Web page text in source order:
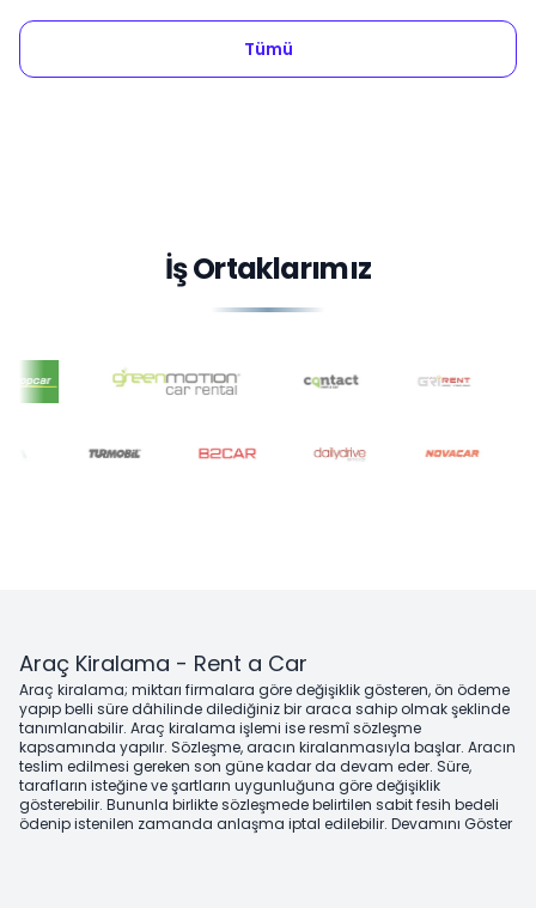
Tümü
İş Ortaklarımız
Araç Kiralama - Rent a Car
Araç kiralama; miktarı firmalara göre değişiklik gösteren, ön ödeme
yapıp belli süre dâhilinde dilediğiniz bir araca sahip olmak şeklinde
tanımlanabilir. Araç kiralama işlemi ise resmî sözleşme
kapsamında yapılır. Sözleşme, aracın kiralanmasıyla başlar. Aracın
teslim edilmesi gereken son güne kadar da devam eder. Süre,
tarafların isteğine ve şartların uygunluğuna göre değişiklik
gösterebilir. Bununla birlikte sözleşmede belirtilen sabit fesih bedeli
ödenip istenilen zamanda anlaşma iptal edilebilir. Devamını Göster